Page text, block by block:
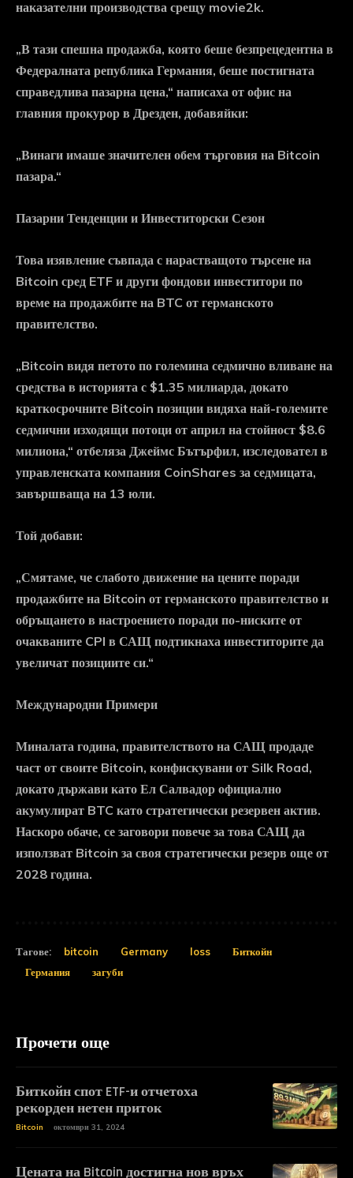
наказателни производства срещу movie2k.
„В тази спешна продажба, която беше безпрецедентна в
Федералната република Германия, беше постигната
справедлива пазарна цена,“ написаха от офис на
главния прокурор в Дрезден, добавяйки:
„Винаги имаше значителен обем търговия на Bitcoin
пазара.“
Пазарни Тенденции и Инвеститорски Сезон
Това изявление съвпада с нарастващото търсене на
Bitcoin сред ETF и други фондови инвеститори по
време на продажбите на BTC от германското
правителство.
„Bitcoin видя петото по големина седмично вливане на
средства в историята с $1.35 милиарда, докато
краткосрочните Bitcoin позиции видяха най-големите
седмични изходящи потоци от април на стойност $8.6
милиона,“ отбеляза Джеймс Бътърфил, изследовател в
управленската компания CoinShares за седмицата,
завършваща на 13 юли.
Той добави:
„Смятаме, че слабото движение на цените поради
продажбите на Bitcoin от германското правителство и
обръщането в настроението поради по-ниските от
очакваните CPI в САЩ подтикнаха инвеститорите да
увеличат позициите си.“
Международни Примери
Миналата година, правителството на САЩ продаде
част от своите Bitcoin, конфискувани от Silk Road,
докато държави като Ел Салвадор официално
акумулират BTC като стратегически резервен актив.
Наскоро обаче, се заговори повече за това САЩ да
използват Bitcoin за своя стратегически резерв още от
2028 година.
Тагове: bitcoin Germany loss
Биткойн
Германия
загуби
Прочети още
Биткойн спот ETF-и отчетоха
рекорден нетен приток
Bitcoin октомври 31, 2024
Цената на Bitcoin достигна нов връх